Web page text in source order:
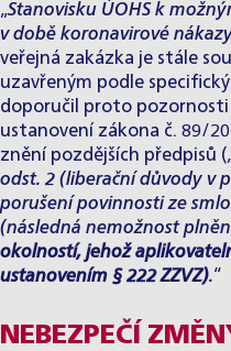
„Stanovisku ÚOHS k
v době koronavirové
veřejná zakázka je stále
uzavřeným podle
doporučil proto pozornosti
ustanovení zákona č. 89/
znění pozdějších předpisů
odst. 2 (liberační důvody v
porušení povinnosti ze
(následná nemožnost
okolností, jehož
ustanovením § 222 ZZVZ).“
NEBEZPEČÍ